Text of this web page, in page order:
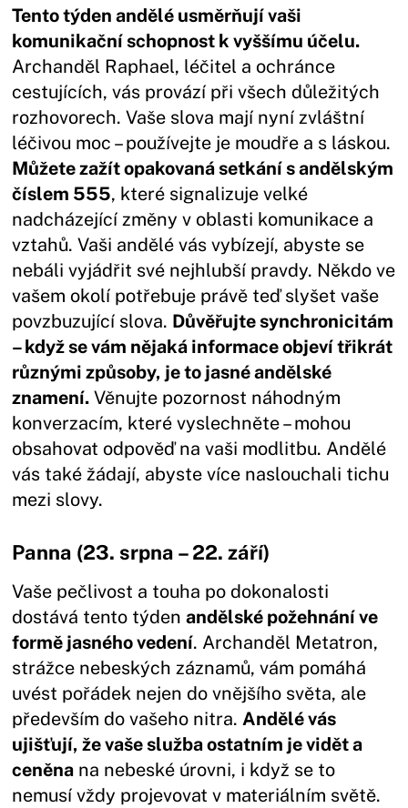
Tento týden andělé usměrňují vaši
komunikační schopnost k vyššímu účelu.
Archanděl Raphael, léčitel a ochránce
cestujících, vás provází při všech důležitých
rozhovorech. Vaše slova mají nyní zvláštní
léčivou moc – používejte je moudře a s láskou.
Můžete zažít opakovaná setkání s andělským
číslem 555, které signalizuje velké
nadcházející změny v oblasti komunikace a
vztahů. Vaši andělé vás vybízejí, abyste se
nebáli vyjádřit své nejhlubší pravdy. Někdo ve
vašem okolí potřebuje právě teď slyšet vaše
povzbuzující slova. Důvěřujte synchronicitám
– když se vám nějaká informace objeví třikrát
různými způsoby, je to jasné andělské
znamení. Věnujte pozornost náhodným
konverzacím, které vyslechněte – mohou
obsahovat odpověď na vaši modlitbu. Andělé
vás také žádají, abyste více naslouchali tichu
mezi slovy.
Panna (23. srpna – 22. září)
Vaše pečlivost a touha po dokonalosti
dostává tento týdenandělské požehnání ve
formě jasného vedení. Archanděl Metatron,
strážce nebeských záznamů, vám pomáhá
uvést pořádek nejen do vnějšího světa, ale
především do vašeho nitra.Andělé vás
ujišťují, že vaše služba ostatním je vidět a
ceněna na nebeské úrovni, i když se to
nemusí vždy projevovat v materiálním světě.